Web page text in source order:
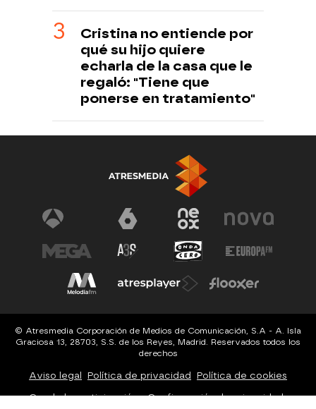
Cristina no entiende por
qué su hijo quiere
echarla de la casa que le
regaló: "Tiene que
ponerse en tratamiento"
© Atresmedia Corporación de Medios de Comunicación, S.A - A. Isla
Graciosa 13, 28703, S.S. de los Reyes, Madrid. Reservados todos los
derechos
Aviso legal Política de privacidad Política de cookies
Cond. de participación Configuración de privacidad